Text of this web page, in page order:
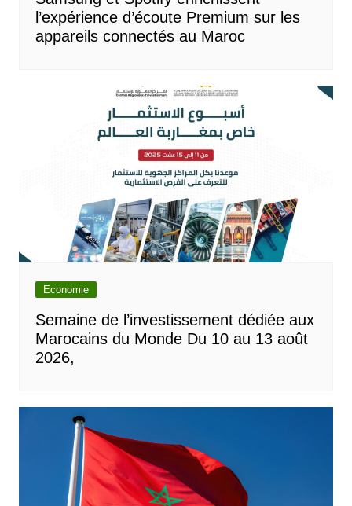
l’expérience d’écoute Premium sur les
appareils connectés au Maroc
Economie
Semaine de l’investissement dédiée aux
Marocains du Monde Du 10 au 13 août
2026,